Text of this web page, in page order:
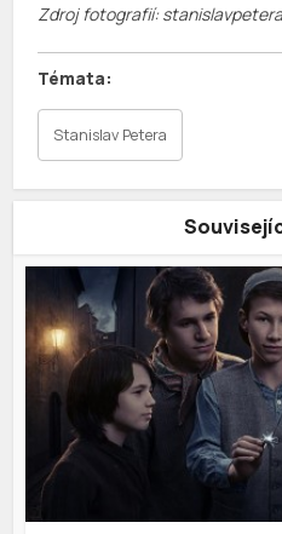
Zdroj fotografií:
Stanislav Petera